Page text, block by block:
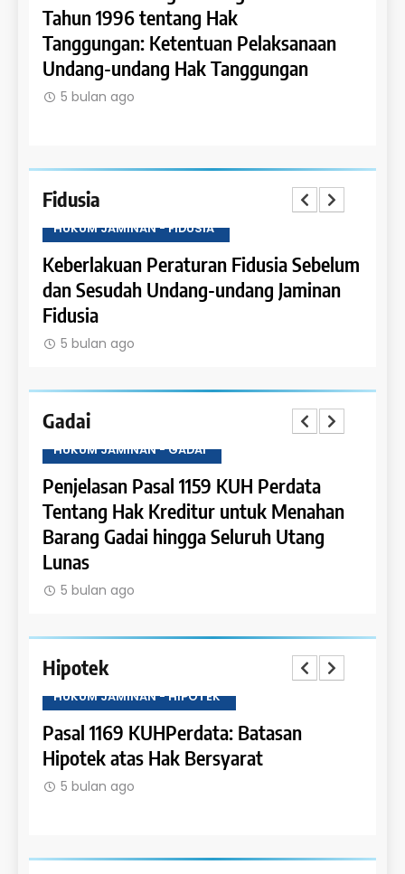
Tahun 1996 tentang Hak
Tanggungan: Ketentuan Pelaksanaan
Undang-undang Hak Tanggungan
5 bulan ago
Fidusia
HUKUM JAMINAN - FIDUSIA
Keberlakuan Peraturan Fidusia Sebelum
dan Sesudah Undang-undang Jaminan
Fidusia
5 bulan ago
Gadai
HUKUM JAMINAN - GADAI
Penjelasan Pasal 1159 KUH Perdata
Tentang Hak Kreditur untuk Menahan
Barang Gadai hingga Seluruh Utang
Lunas
5 bulan ago
Hipotek
HUKUM JAMINAN - HIPOTEK
Pasal 1169 KUHPerdata: Batasan
Hipotek atas Hak Bersyarat
5 bulan ago